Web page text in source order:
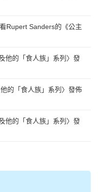
Rupert Sanders的《公主
他的「食人族」系列 〉發
的「食人族」系列 〉發佈
他的「食人族」系列 〉發